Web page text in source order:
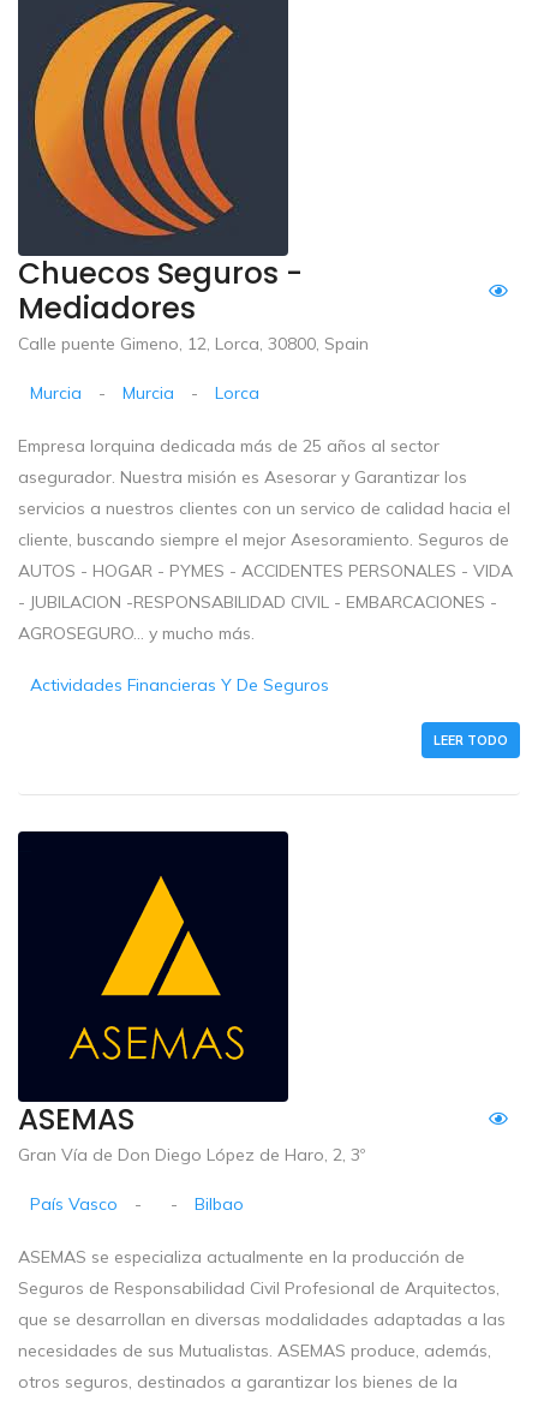
Chuecos Seguros -
Mediadores
Calle puente Gimeno, 12, Lorca, 30800, Spain
Murcia - Murcia - Lorca
Empresa lorquina dedicada más de 25 años al sector
asegurador. Nuestra misión es Asesorar y Garantizar los
servicios a nuestros clientes con un servico de calidad hacia el
cliente, buscando siempre el mejor Asesoramiento. Seguros de
AUTOS - HOGAR - PYMES - ACCIDENTES PERSONALES - VIDA
- JUBILACION -RESPONSABILIDAD CIVIL - EMBARCACIONES -
AGROSEGURO... y mucho más.
Actividades Financieras Y De Seguros
LEER TODO
ASEMAS
Gran Vía de Don Diego López de Haro, 2, 3º
País Vasco - - Bilbao
ASEMAS se especializa actualmente en la producción de
Seguros de Responsabilidad Civil Profesional de Arquitectos,
que se desarrollan en diversas modalidades adaptadas a las
necesidades de sus Mutualistas. ASEMAS produce, además,
otros seguros, destinados a garantizar los bienes de la